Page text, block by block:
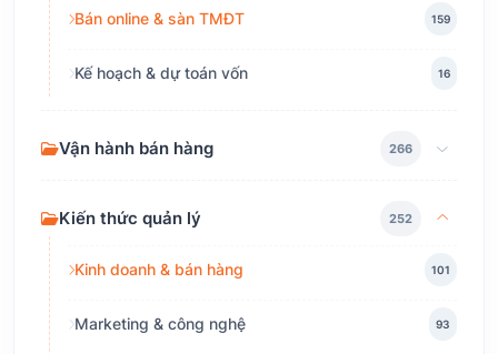
Bán online & sàn TMĐT 159
Kế hoạch & dự toán vốn 16
Vận hành bán hàng 266
Kiến thức quản lý 252
Kinh doanh & bán hàng 101
Marketing & công nghệ 93